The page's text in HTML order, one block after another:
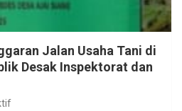
Jalan Usaha Tani di
Desak Inspektorat dan